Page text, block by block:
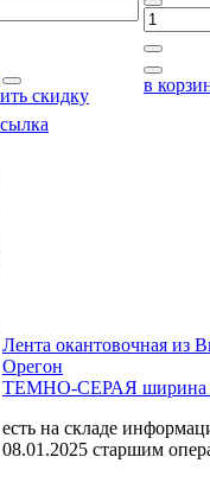
скидку
в
Лента окантовочная из
Орегон
ТЕМНО-СЕРАЯ ширина
есть на складе
08.01.2025 старшим